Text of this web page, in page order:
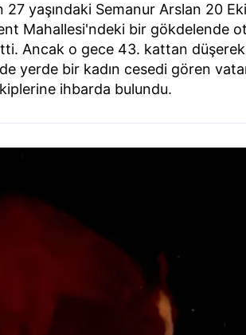
yaşındaki Semanur Arslan 20
Mahallesi'ndeki bir gökdelende
Ancak o gece 43. kattan düşerek
yerde bir kadın cesedi gören
ihbarda bulundu.